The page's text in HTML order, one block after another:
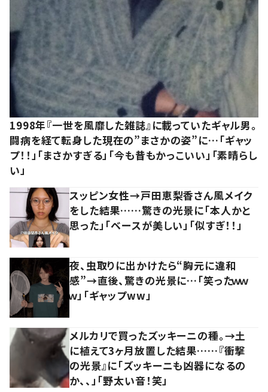
1998年『一世を風靡した雑誌』に載っていたギャル男。
闘病を経て転身した現在の”まさかの姿”に…「ギャッ
プ！！」「まさかすぎる」「今も昔もかっこいい」「素晴らし
い」
スッピン女性→戸田恵梨香さん風メイク
をした結果……驚きの光景に「本人かと
思った」「ベースが美しい」「似すぎ！！」
夜、虫取りに出かけたら“胸元に違和
感”→直後、驚きの光景に…「笑ったｗｗ
ｗ」「ギャップww」
メルカリで買ったズッキーニの種。→土
に植えて3ヶ月放置した結果……『衝撃
の光景』に「ズッキーニも凶器になるの
か、、」「野太い音！笑」